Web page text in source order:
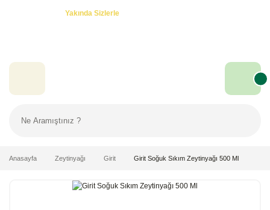
Yakında Sizlerle
Anasayfa Zeytinyağı Girit Girit Soğuk Sıkım Zeytinyağı 500 Ml